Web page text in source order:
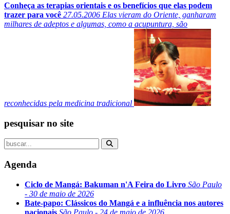
Conheça as terapias orientais e os benefícios que elas podem
trazer para você 27.05.2006 Elas vieram do Oriente, ganharam
milhares de adeptos e algumas, como a acupuntura, são
reconhecidas pela medicina tradicional
pesquisar no site
Agenda
Ciclo de Mangá: Bakuman n'A Feira do Livro São Paulo
- 30 de maio de 2026
Bate-papo: Clássicos do Mangá e a influência nos autores
nacionais São Paulo - 24 de maio de 2026